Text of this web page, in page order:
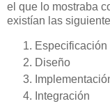
el que lo mostraba
existían las
Diseño
Integración